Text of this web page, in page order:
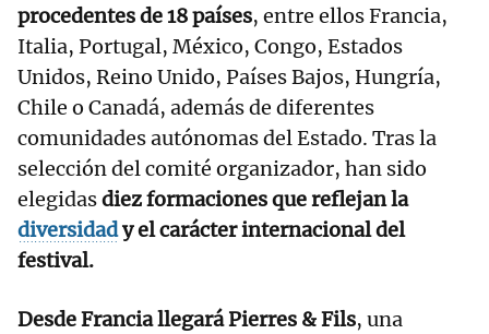
procedentes de 18 países, entre ellos Francia,
Italia, Portugal, México, Congo, Estados
Unidos, Reino Unido, Países Bajos, Hungría,
Chile o Canadá, además de diferentes
comunidades autónomas del Estado. Tras la
selección del comité organizador, han sido
elegidasdiez formaciones que reflejan la
diversidady el carácter internacional del
festival.
Desde Francia llegará Pierres & Fils, una